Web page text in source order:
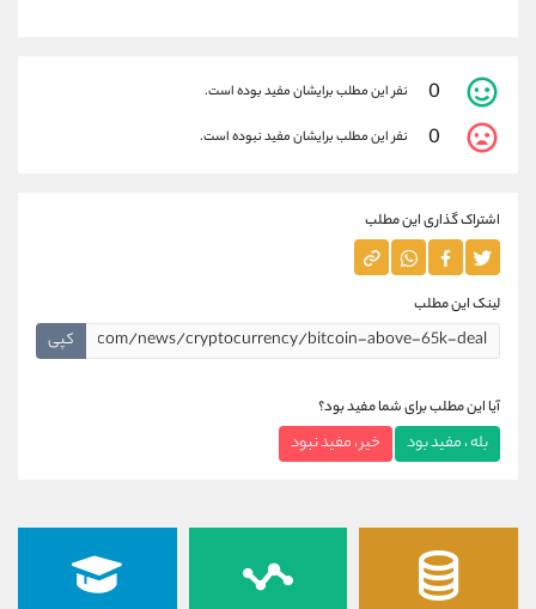
0 نفر این مطلب برایشان مفید بوده است.
0 نفر این مطلب برایشان مفید نبوده است.
اشتراک گذاری این مطلب
لینک این مطلب
کپی
آیا این مطلب برای شما مفید بود؟
بله ، مفید بود خیر ، مفید نبود